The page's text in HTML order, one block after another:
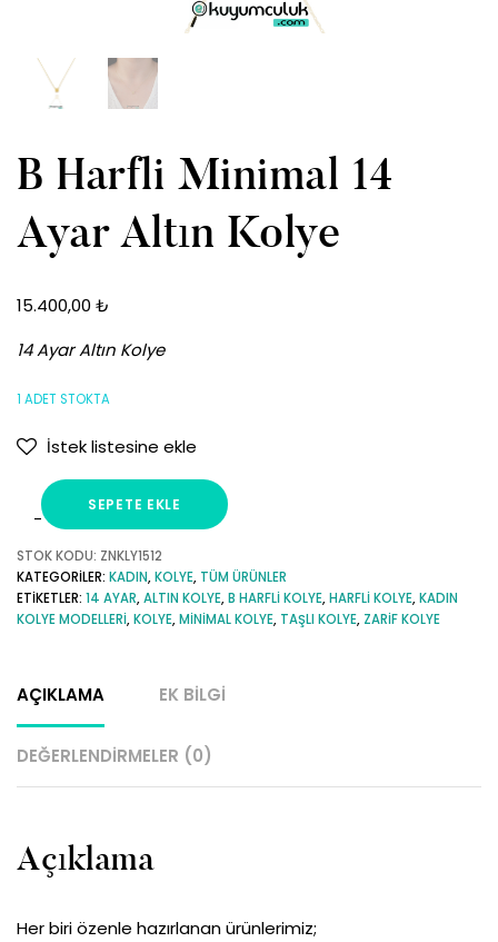
B Harfli Minimal 14
Ayar Altın Kolye
15.400,00 ₺
14 Ayar Altın Kolye
1 ADET STOKTA
İstek listesine ekle
Harfli
Minimal
14
Kolye
adet
SEPETE EKLE
STOK KODU: ZNKLY1512
KATEGORILER: KADIN,KOLYE, TÜM ÜRÜNLER
ETIKETLER: 14 AYAR,ALTIN KOLYE,B HARFLI KOLYE,HARFLI KOLYE,KADIN
KOLYE MODELLERI,KOLYE,MINIMAL KOLYE, TAŞLI KOLYE, ZARIF KOLYE
AÇIKLAMA EK BILGI
DEĞERLENDIRMELER (0)
Açıklama
Her biri özenle hazırlanan ürünlerimiz;